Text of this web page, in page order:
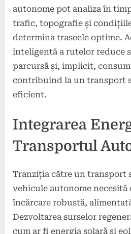
autonome pot analiza în
trafic, topografie și
determina traseele optime.
inteligentă a rutelor reduce
parcursă și, implicit,
contribuind la un transport
eficient.
Integrarea
Transportul
Tranziția către un transport
vehicule autonome
încărcare robustă,
Dezvoltarea surselor
cum ar fi energia solară și